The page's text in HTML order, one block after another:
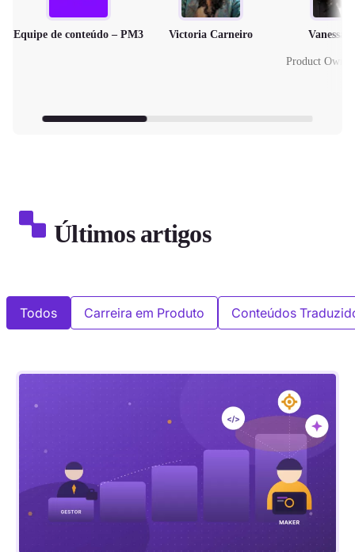
Equipe de conteúdo – PM3 Victoria Carneiro Vanessa
Product
Últimos artigos
Todos Carreira em Produto Conteúdos